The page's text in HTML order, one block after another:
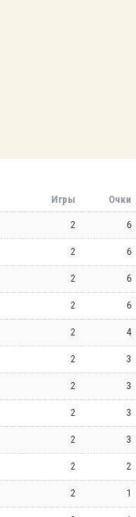
Игры Очки
2 6
2 6
2 6
2 6
2 4
2 3
2 3
2 3
2 3
2 2
2 1